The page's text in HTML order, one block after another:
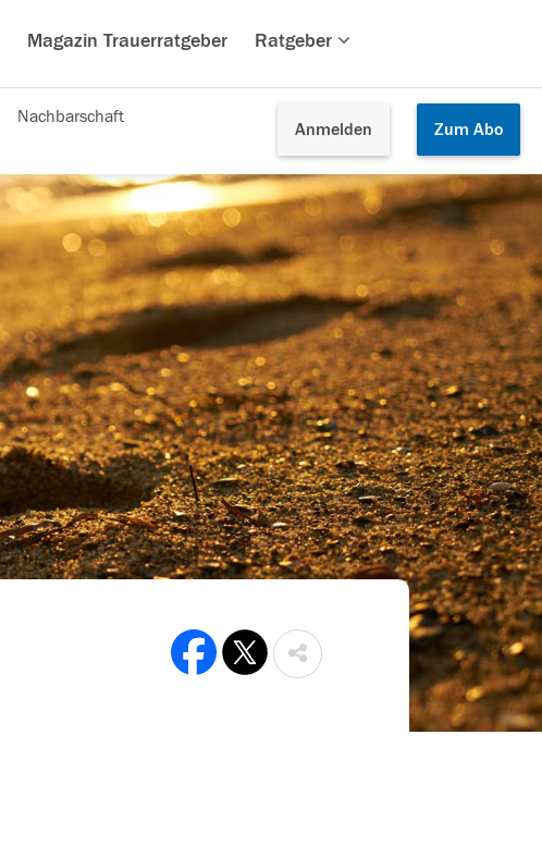
Magazin Trauerratgeber Ratgeber
Anmelden Zum Abo
Nachbarschaft